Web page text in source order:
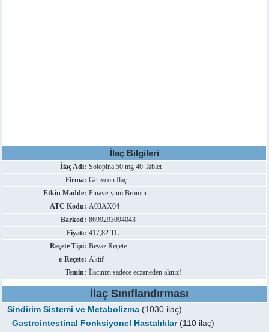
İlaç Bilgileri
İlaç Adı: Solopina 50 mg 40 Tablet
Firma: Genveon İlaç
Etkin Madde: Pinaveryum Bromür
ATC Kodu: A03AX04
Barkod: 8699293094043
Fiyatı: 417,82 TL
Reçete Tipi: Beyaz Reçete
e-Reçete: Aktif
Temin: İlacınızı sadece eczaneden alınız!
İlaç Sınıflandırması
Sindirim Sistemi ve Metabolizma (1030 ilaç)
Gastrointestinal Fonksiyonel Hastalıklar(110 ilaç)